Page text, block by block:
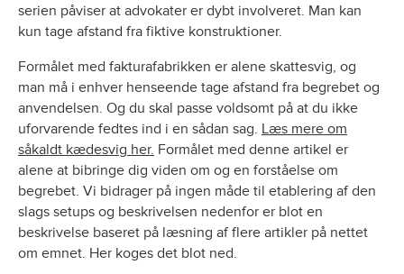
serien påviser at advokater er dybt involveret. Man kan
kun tage afstand fra fiktive konstruktioner.
Formålet med fakturafabrikken er alene skattesvig, og
man må i enhver henseende tage afstand fra begrebet og
anvendelsen. Og du skal passe voldsomt på at du ikke
uforvarende fedtes ind i en sådan sag. Læs mere om
såkaldt kædesvig her. Formålet med denne artikel er
alene at bibringe dig viden om og en forståelse om
begrebet. Vi bidrager på ingen måde til etablering af den
slags setups og beskrivelsen nedenfor er blot en
beskrivelse baseret på læsning af flere artikler på nettet
om emnet. Her koges det blot ned.